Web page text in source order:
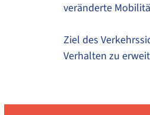
veränderte
Ziel des
Verhalten zu